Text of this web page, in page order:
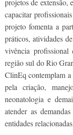
capacitar
projeto fomenta a
práticos, atividades
vivência profissional
região sul do Rio
ClinEq contemplam
pela criação,
neonatologia e
atender as
entidades